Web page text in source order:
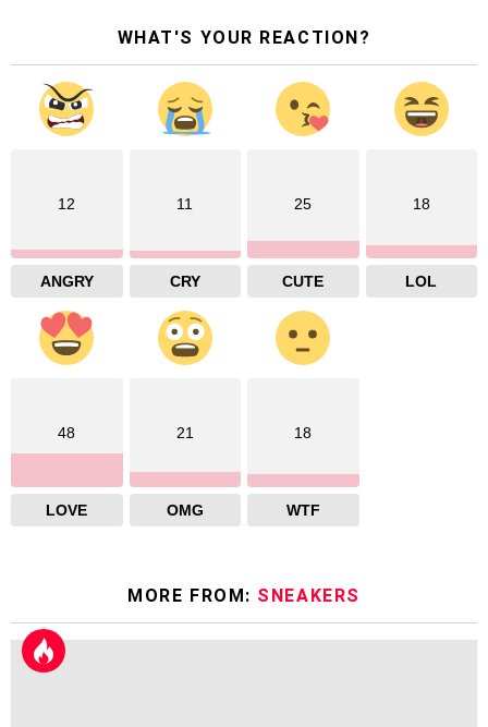
WHAT'S YOUR REACTION?
12
ANGRY
11
CRY
25
CUTE
18
LOL
48
LOVE
21
OMG
18
WTF
MORE FROM: SNEAKERS